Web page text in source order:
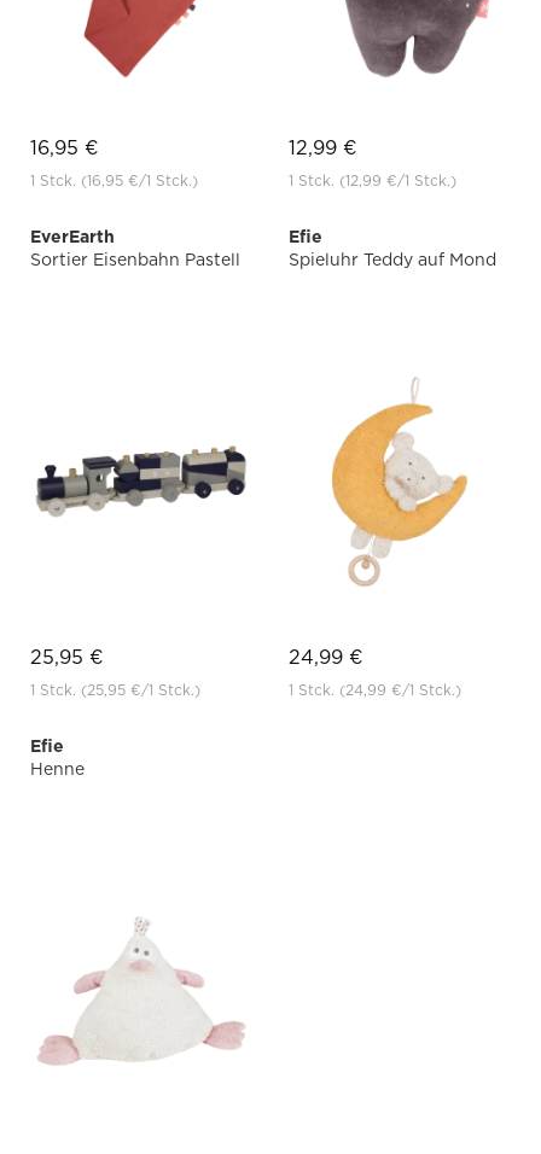
16,95 €
1 Stck. (16,95 €/1 Stck.)
12,99 €
1 Stck. (12,99 €/1 Stck.)
EverEarth
Sortier Eisenbahn Pastell
25,95 €
1 Stck. (25,95 €/1 Stck.)
Efie
Spieluhr Teddy auf Mond
24,99 €
1 Stck. (24,99 €/1 Stck.)
Efie
Henne